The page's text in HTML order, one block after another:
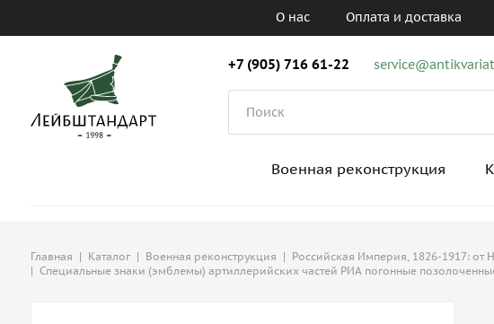
О нас Оплата и доставка
+7 (905) 716 61-22
Военная реконструкция
Главная | Каталог | Военная реконструкция | Российская Империя, 1826-1917:
| Специальные знаки (эмблемы) артиллерийских частей РИА погонные